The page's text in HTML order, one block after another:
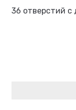
36 отверстий с